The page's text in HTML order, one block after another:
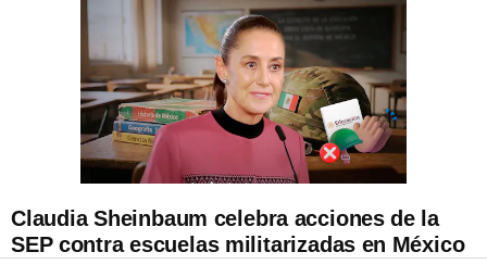
Claudia Sheinbaum celebra acciones de la
SEP contra escuelas militarizadas en México